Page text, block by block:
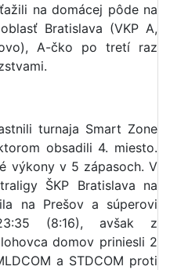
na domácej pôde na
Bratislava (VKP A,
A-čko po tretí raz
turnaja Smart Zone
obsadili 4. miesto.
výkony v 5 zápasoch. V
ŠKP Bratislava na
na Prešov a súperovi
(8:16), avšak z
domov priniesli 2
a STDCOM proti